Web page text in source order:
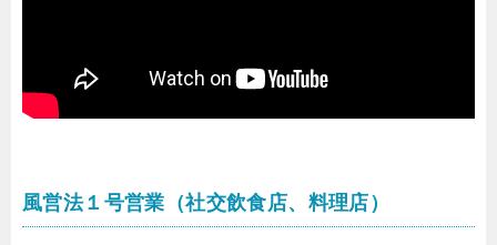
風営法１号営業（社交飲食店、料理店）